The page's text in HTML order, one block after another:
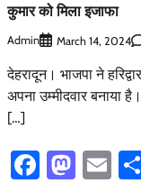
कुमार को मिला इजाफा
Admin March 14, 2024
देहरादून। भाजपा ने
अपना उम्मीदवार बनाया
[…]